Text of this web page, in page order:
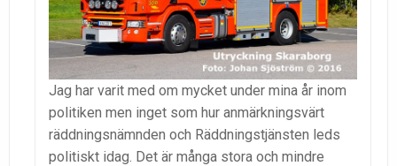
Jag har varit med om mycket under mina år inom
politiken men inget som hur anmärkningsvärt
räddningsnämnden och Räddningstjänsten leds
politiskt idag. Det är många stora och mindre